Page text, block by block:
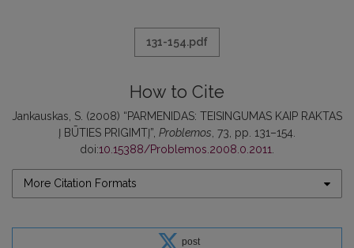
131-154.pdf
How to Cite
Jankauskas, S. (2008) “PARMENIDAS: TEISINGUMAS KAIP RAKTAS
Į BŪTIES PRIGIMTĮ”, Problemos , 73, pp. 131–154.
doi:10.15388/Problemos.2008.0.2011
More Citation Formats
post